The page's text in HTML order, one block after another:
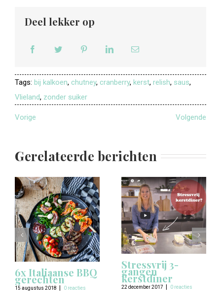
Deel lekker op
Tags: bij kalkoen, chutney, cranberry, kerst, relish, saus,
Vlieland, zonder suiker
Vorige Volgende
Gerelateerde berichten
6x Italiaanse BBQ
gerechten
15 augustus 2018 0 reacties
Stressvrij 3-
gangen
kerstdiner
22 december 2017 0 reacties